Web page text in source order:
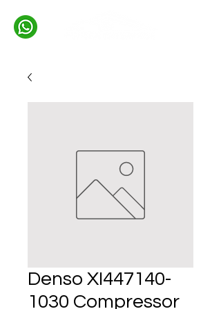
Denso XI447140-
1030 Compressor